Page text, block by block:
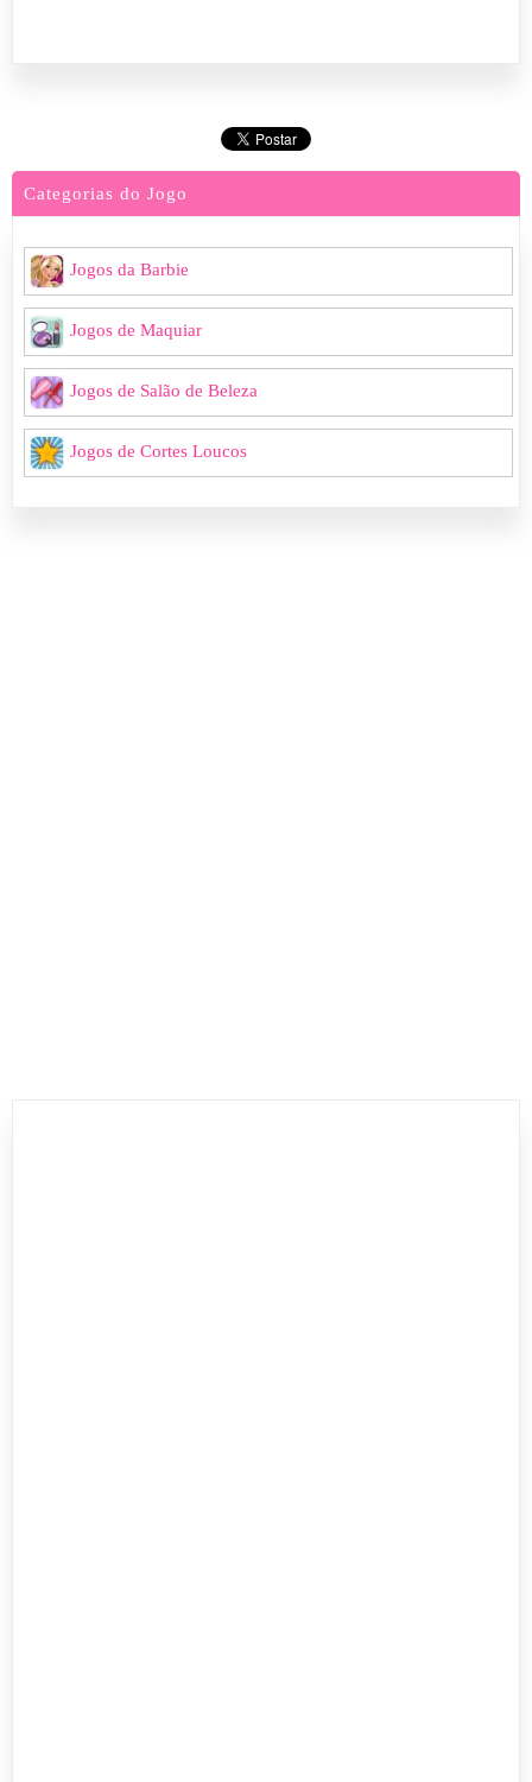
Categorias do Jogo
Jogos da Barbie
Jogos de Maquiar
Jogos de Salão de Beleza
Jogos de Cortes Loucos